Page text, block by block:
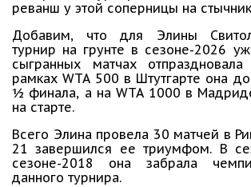
реванш у этой соперницы на
Добавим, что для Элины
турнир на грунте в сезоне-2026
сыгранных матчах
рамках WTA 500 в Штутгарте она
½ финала, а на WTA 1000 в
на старте.
Всего Элина провела 30 матчей в
21 завершился ее триумфом. В
сезоне-2018 она забрала
данного турнира.